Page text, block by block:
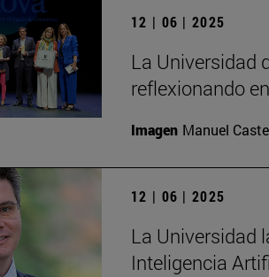
12 | 06 | 2025
La Universidad
reflexionando
Imagen Manuel
12 | 06 | 2025
La Universidad
Inteligencia